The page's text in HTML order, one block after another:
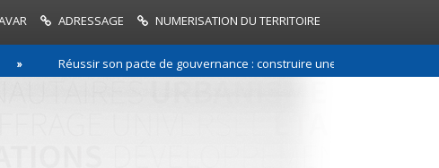
ADRESSAGE NUMERISATION DU TERRITOIRE
Réussir son pacte de gouvernance : construire une relation de